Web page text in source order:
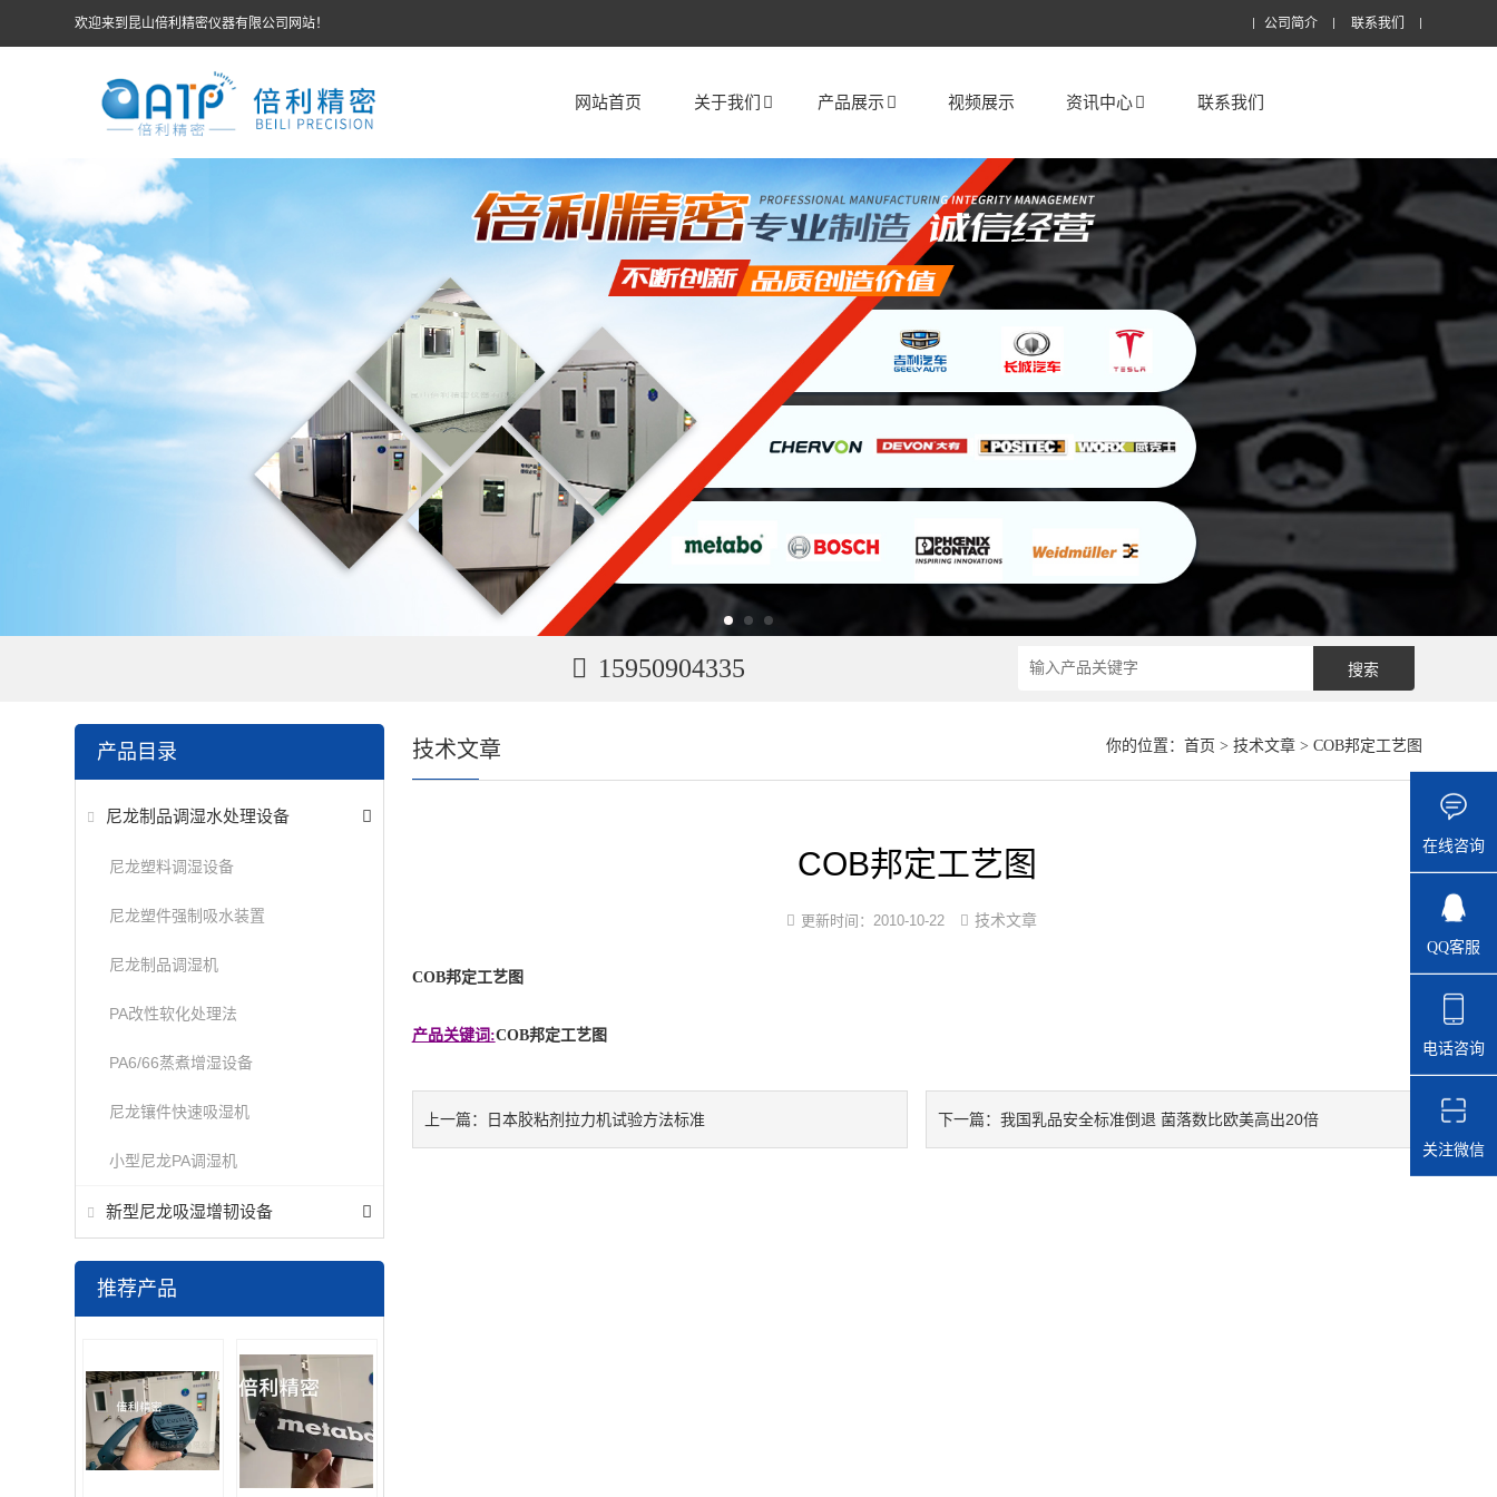
欢迎来到昆山倍利精密仪器有限公司网站！ 公司简介 联系我们
网站首页 关于我们 产品展示 视频展示 资讯中心 联系我们
15950904335
产品目录
尼龙制品调湿水处理设备
尼龙塑料调湿设备
尼龙塑件强制吸水装置
尼龙制品调湿机
PA改性软化处理法
PA6/66蒸煮增湿设备
尼龙镶件快速吸湿机
小型尼龙PA调湿机
新型尼龙吸湿增韧设备
推荐产品
你的位置： 首页 > 技术文章> COB邦定工艺图
技术文章
COB邦定工艺图
更新时间： 2010-10-22 技术文章
COB邦定工艺图
产品关键词:COB邦定工艺图
上一篇： 日本胶粘剂拉力机试验方法标准 下一篇：我国乳品安全标准倒退 菌落数比欧美高出20倍
在线咨询
QQ客服
电话咨询
关注微信